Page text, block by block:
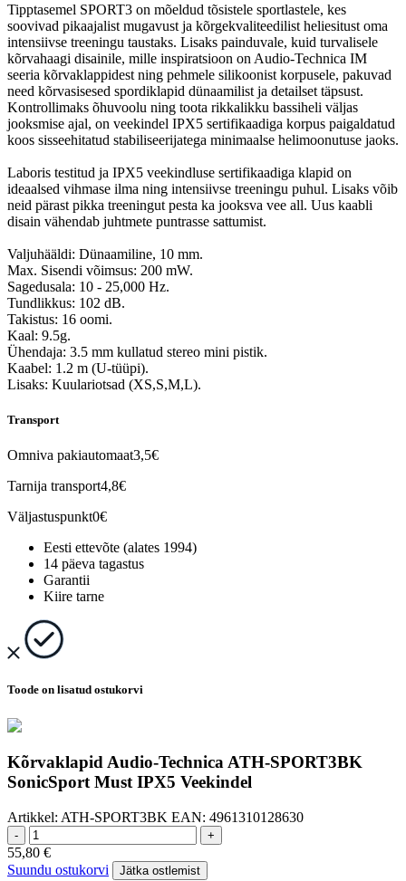
Tipptasemel SPORT3 on mõeldud tõsistele sportlastele, kes
soovivad pikaajalist mugavust ja kõrgekvaliteedilist heliesitust oma
intensiivse treeningu taustaks. Lisaks painduvale, kuid turvalisele
kõrvahaagi disainile, mille inspiratsioon on Audio-Technica IM
seeria kõrvaklappidest ning pehmele silikoonist korpusele, pakuvad
need kõrvasisesed spordiklapid dünaamilist ja detailset täpsust.
Kontrollimaks õhuvoolu ning toota rikkalikku bassiheli väljas
jooksmise ajal, on veekindel IPX5 sertifikaadiga korpus paigaldatud
koos sisseehitatud stabiliseerijatega minimaalse helimoonutuse jaoks.
Laboris testitud ja IPX5 veekindluse sertifikaadiga klapid on
ideaalsed vihmase ilma ning intensiivse treeningu puhul. Lisaks võib
neid pärast pikka treeningut pesta ka jooksva vee all. Uus kaabli
disain vähendab juhtmete puntrasse sattumist.
Valjuhääldi: Dünaamiline, 10 mm.
Max. Sisendi võimsus: 200 mW.
Sagedusala: 10 - 25,000 Hz.
Tundlikkus: 102 dB.
Takistus: 16 oomi.
Kaal: 9.5g.
Ühendaja: 3.5 mm kullatud stereo mini pistik.
Kaabel: 1.2 m (U-tüüpi).
Lisaks: Kuulariotsad (XS,S,M,L).
Transport
Omniva pakiautomaat3,5€
Tarnija transport4,8€
Väljastuspunkt0€
Eesti ettevõte (alates 1994)
14 päeva tagastus
Garantii
Kiire tarne
Toode on lisatud ostukorvi
Kõrvaklapid Audio-Technica ATH-SPORT3BK
SonicSport Must IPX5 Veekindel
Artikkel: ATH-SPORT3BK EAN: 4961310128630
- +
55,80 €
Suundu ostukorvi
Jätka ostlemist